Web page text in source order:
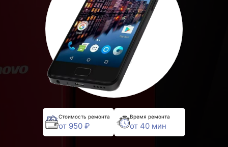
Стоимость ремонта
от 950 ₽
Время ремонта
от 40 мин